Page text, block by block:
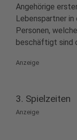
Angehörige
Lebenspartner in
Personen,
beschäftigt sind
Anzeige
3. Spielzeiten
Anzeige